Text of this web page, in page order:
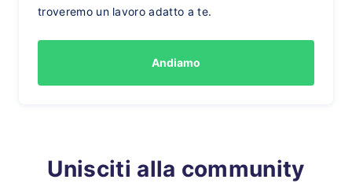
troveremo un lavoro adatto a te.
Andiamo
Unisciti alla community